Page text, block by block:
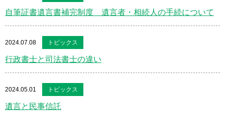
自筆証書遺言書補完制度 遺言者・相続人の手続について
2024.07.08 トピックス
行政書士と司法書士の違い
2024.05.01 トピックス
遺言と民事信託